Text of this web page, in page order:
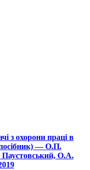
з охорони праці в
посібник) — О.П.
О.А.